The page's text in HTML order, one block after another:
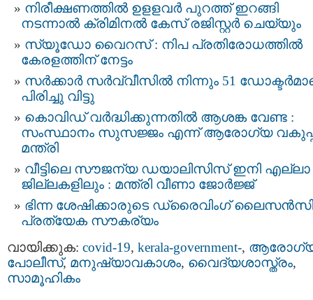
നിരീക്ഷണത്തില്‍ ഉളളവര്‍ പുറത്ത് ഇറങ്ങി
നടന്നാല്‍ ക്രിമിനല്‍ കേസ് രജിസ്റ്റര്‍ ചെയ്യും
സ്യൂഡോ വൈറസ് : നിപ പ്രതിരോധത്തിൽ
കേരളത്തിന് നേട്ടം
സർക്കാർ സർവ്വീസിൽ നിന്നും 51
പിരിച്ചു വിട്ടു
കൊവിഡ് വർദ്ധിക്കുന്നതിൽ ആശങ്ക വേണ്ട :
സംസ്ഥാനം സുസജ്ജം എന്ന് ആരോഗ്യ
മന്ത്രി
വീട്ടിലെ സൗജന്യ ഡയാലിസിസ് ഇനി എല്ലാ
ജില്ലകളിലും : മന്ത്രി വീണാ ജോർജ്ജ്
ഭിന്ന ശേഷിക്കാരുടെ ഡ്രൈവിംഗ്
പ്രത്യേക സൗകര്യം
വായിക്കുക: covid-19, kerala-government-,
പോലീസ്‌, മനുഷ്യാവകാശം, വൈദ്യശാസ്ത്രം,
സാമൂഹികം